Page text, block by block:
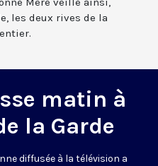
les deux rives de la
matin à
la Garde
diffusée à la télévision a